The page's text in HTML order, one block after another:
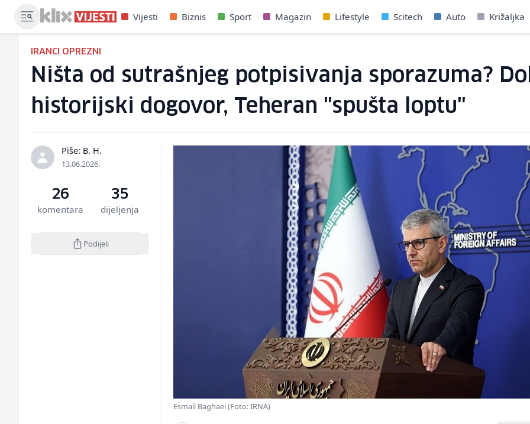
Vijesti Biznis Sport Magazin Lifestyle Scitech Auto Križaljka
IRANCI OPREZNI
Ništa od sutrašnjeg potpisivanja sporazuma?
historijski dogovor, Teheran "spušta loptu"
Piše: B. H.
13.06.2026.
26
komentara
35
dijeljenja
Podijeli
Esmail Baghaei (Foto: IRNA)